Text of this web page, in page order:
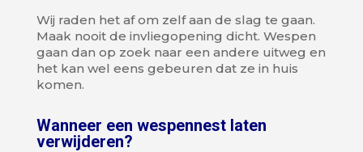
Wij raden het af om zelf aan de slag te gaan.
Maak nooit de invliegopening dicht. Wespen
gaan dan op zoek naar een andere uitweg en
het kan wel eens gebeuren dat ze in huis
komen.
Wanneer een wespennest laten
verwijderen?